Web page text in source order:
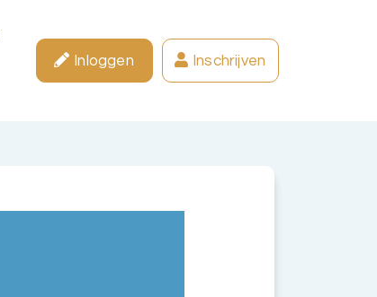
Inloggen
Inschrijven